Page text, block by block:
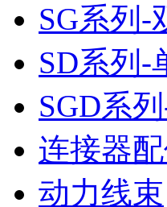
SG系列-
SD系列-
SGD系
连接器
动力线束